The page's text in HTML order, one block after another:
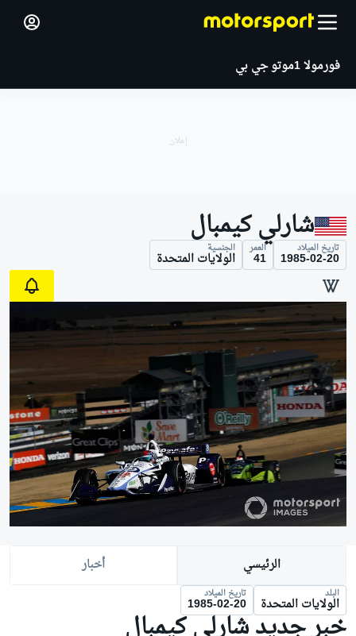
فورمولا 1 موتو جي بي
شارلي كيمبال
تاريخ الميلاد
1985-02-20
العمر
41
الجنسية
الولايات المتحدة
الرئيسي أخبار
البلد
الولايات المتحدة
تاريخ الميلاد
1985-02-20